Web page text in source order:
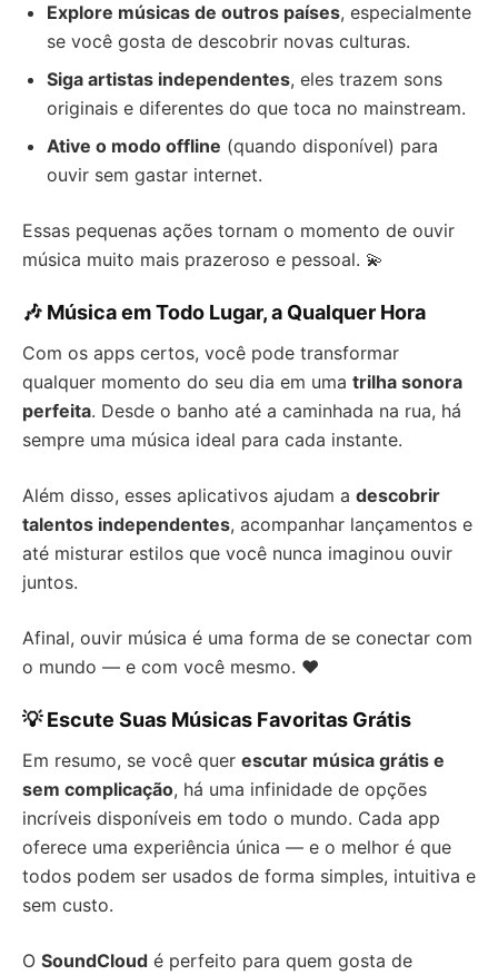
Explore músicas de outros países, especialmente
se você gosta de descobrir novas culturas.
Siga artistas independentes, eles trazem sons
originais e diferentes do que toca no mainstream.
Ative o modo offline (quando disponível) para
ouvir sem gastar internet.
Essas pequenas ações tornam o momento de ouvir
música muito mais prazeroso e pessoal. 💫
🎶 Música em Todo Lugar, a Qualquer Hora
Com os apps certos, você pode transformar
qualquer momento do seu dia em uma trilha sonora
perfeita. Desde o banho até a caminhada na rua, há
sempre uma música ideal para cada instante.
Além disso, esses aplicativos ajudam a descobrir
talentos independentes, acompanhar lançamentos e
até misturar estilos que você nunca imaginou ouvir
juntos.
Afinal, ouvir música é uma forma de se conectar com
o mundo — e com você mesmo. ❤️
💡 Escute Suas Músicas Favoritas Grátis
Em resumo, se você quer escutar música grátis e
sem complicação, há uma infinidade de opções
incríveis disponíveis em todo o mundo. Cada app
oferece uma experiência única — e o melhor é que
todos podem ser usados de forma simples, intuitiva e
sem custo.
O SoundCloud é perfeito para quem gosta de